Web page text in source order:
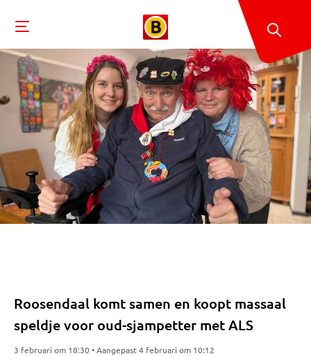
Roosendaal komt samen en koopt massaal
speldje voor oud-sjampetter met ALS
3 februari om 18:30 • Aangepast 4 februari om 10:12